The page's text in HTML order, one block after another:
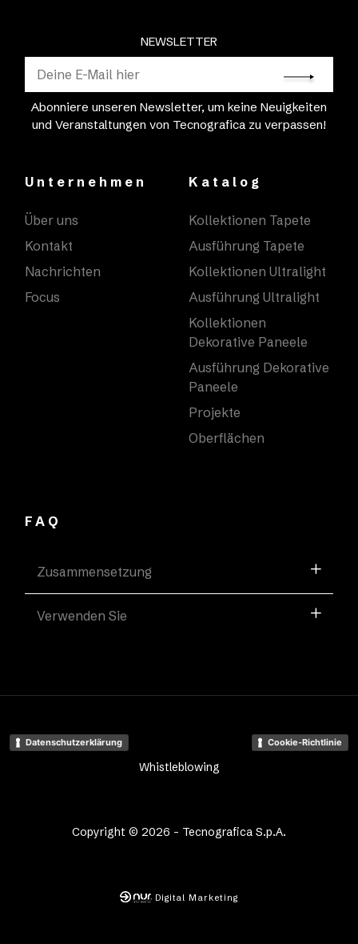
NEWSLETTER
Abonniere unseren Newsletter, um keine Neuigkeiten
und Veranstaltungen von Tecnografica zu verpassen!
Unternehmen
Über uns
Kontakt
Nachrichten
Focus
Katalog
Kollektionen Tapete
Ausführung Tapete
Kollektionen Ultralight
Ausführung Ultralight
Kollektionen
Dekorative Paneele
Ausführung Dekorative
Paneele
Projekte
Oberflächen
FAQ
Zusammensetzung
Verwenden Sie
Copyright © 2026 - Tecnografica S.p.A.
Datenschutzerklärung Cookie-Richtlinie
Whistleblowing
Digital Marketing